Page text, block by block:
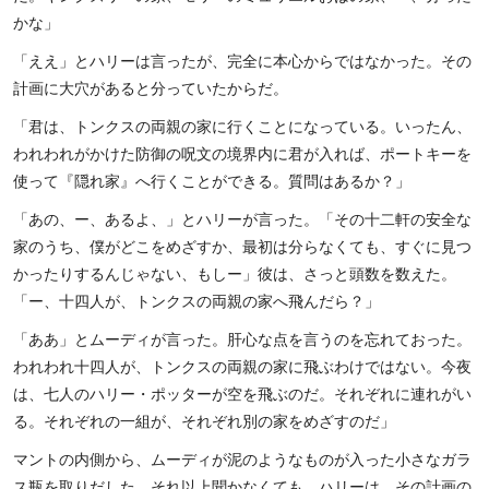
かな」
「ええ」とハリーは言ったが、完全に本心からではなかった。その
計画に大穴があると分っていたからだ。
「君は、トンクスの両親の家に行くことになっている。いったん、
われわれがかけた防御の呪文の境界内に君が入れば、ポートキーを
使って『隠れ家』へ行くことができる。質問はあるか？」
「あの、ー、あるよ、」とハリーが言った。「その十二軒の安全な
家のうち、僕がどこをめざすか、最初は分らなくても、すぐに見つ
かったりするんじゃない、もしー」彼は、さっと頭数を数えた。
「ー、十四人が、トンクスの両親の家へ飛んだら？」
「ああ」とムーディが言った。肝心な点を言うのを忘れておった。
われわれ十四人が、トンクスの両親の家に飛ぶわけではない。今夜
は、七人のハリー・ポッターが空を飛ぶのだ。それぞれに連れがい
る。それぞれの一組が、それぞれ別の家をめざすのだ」
マントの内側から、ムーディが泥のようなものが入った小さなガラ